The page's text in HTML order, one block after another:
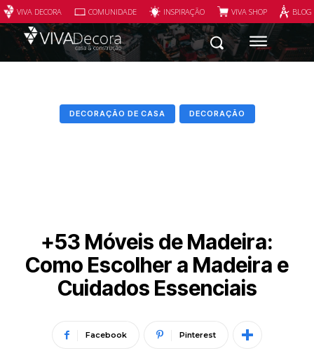
VIVA DECORA COMUNIDADE INSPIRAÇÃO VIVA SHOP
DECORAÇÃO DE CASA DECORAÇÃO
+53 Móveis de Madeira:
Como Escolher a Madeira e
Cuidados Essenciais
Facebook Pinterest